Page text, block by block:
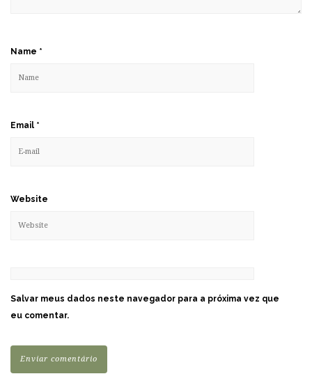
Name *
Email *
Website
Salvar meus dados neste navegador para a próxima vez que
eu comentar.